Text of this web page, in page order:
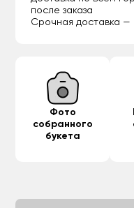
после заказа
Срочная доставка —
Фото
собранного
букета